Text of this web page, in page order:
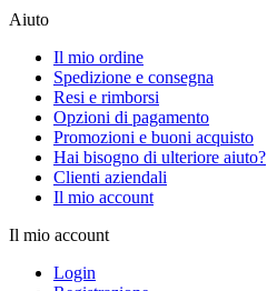
Aiuto
Il mio ordine
Spedizione e consegna
Resi e rimborsi
Opzioni di pagamento
Promozioni e buoni acquisto
Hai bisogno di ulteriore aiuto?
Clienti aziendali
Il mio account
Il mio account
Login